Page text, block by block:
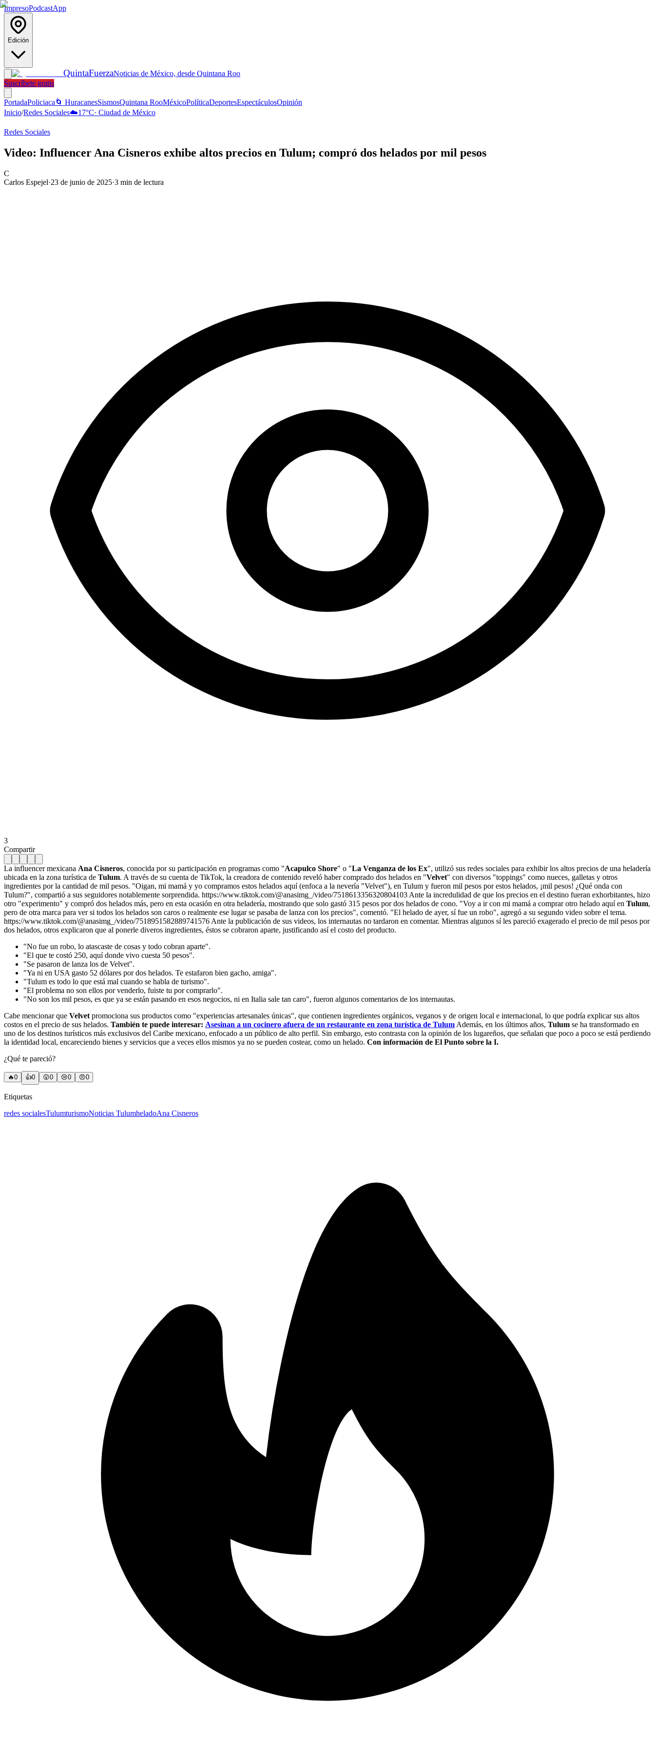
ImpresoPodcastApp
Edición
QuintaFuerzaNoticias de México, desde Quintana Roo
Suscríbete gratis
PortadaPoliciaca 🌀 HuracanesSismosQuintana RooMéxicoPolíticaDeportesEspectáculosOpinión
Inicio/Redes Sociales☁️17°C· Ciudad de México
Redes Sociales
Video: Influencer Ana Cisneros exhibe altos precios en Tulum; compró dos helados por mil pesos
C
Carlos Espejel·23 de junio de 2025·3 min de lectura
3
Compartir
La influencer mexicana Ana Cisneros, conocida por su participación en programas como "Acapulco Shore" o "La Venganza de los Ex", utilizó sus redes sociales para exhibir los altos precios de una heladería
ubicada en la zona turística de Tulum. A través de su cuenta de TikTok, la creadora de contenido reveló haber comprado dos helados en "Velvet" con diversos "toppings" como nueces, galletas y otros
ingredientes por la cantidad de mil pesos. "Oigan, mi mamá y yo compramos estos helados aquí (enfoca a la nevería "Velvet"), en Tulum y fueron mil pesos por estos helados, ¡mil pesos! ¿Qué onda con
Tulum?", compartió a sus seguidores notablemente sorprendida. https://www.tiktok.com/@anasimg_/video/7518613356320804103 Ante la incredulidad de que los precios en el destino fueran exhorbitantes, hizo
otro "experimento" y compró dos helados más, pero en esta ocasión en otra heladería, mostrando que solo gastó 315 pesos por dos helados de cono. "Voy a ir con mi mamá a comprar otro helado aquí en Tulum,
pero de otra marca para ver si todos los helados son caros o realmente ese lugar se pasaba de lanza con los precios", comentó. "El helado de ayer, sí fue un robo", agregó a su segundo video sobre el tema.
https://www.tiktok.com/@anasimg_/video/7518951582889741576 Ante la publicación de sus videos, los internautas no tardaron en comentar. Mientras algunos sí les pareció exagerado el precio de mil pesos por
dos helados, otros explicaron que al ponerle diveros ingredientes, éstos se cobraron aparte, justificando así el costo del producto.
"No fue un robo, lo atascaste de cosas y todo cobran aparte".
"El que te costó 250, aquí donde vivo cuesta 50 pesos".
"Se pasaron de lanza los de Velvet".
"Ya ni en USA gasto 52 dólares por dos helados. Te estafaron bien gacho, amiga".
"Tulum es todo lo que está mal cuando se habla de turismo".
"El problema no son ellos por venderlo, fuiste tu por comprarlo".
"No son los mil pesos, es que ya se están pasando en esos negocios, ni en Italia sale tan caro", fueron algunos comentarios de los internautas.
Cabe mencionar que Velvet promociona sus productos como "experiencias artesanales únicas", que contienen ingredientes orgánicos, veganos y de origen local e internacional, lo que podría explicar sus altos
costos en el precio de sus helados. También te puede interesar: Asesinan a un cocinero afuera de un restaurante en zona turística de Tulum Además, en los últimos años, Tulum se ha transformado en
uno de los destinos turísticos más exclusivos del Caribe mexicano, enfocado a un público de alto perfil. Sin embargo, esto contrasta con la opinión de los lugareños, que señalan que poco a poco se está perdiendo
la identidad local, encareciendo bienes y servicios que a veces ellos mismos ya no se pueden costear, como un helado. Con información de El Punto sobre la I.
¿Qué te pareció?
🔥0 👍0 😲0 😢0 😠0
Etiquetas
redes socialesTulumturismoNoticias TulumheladoAna Cisneros